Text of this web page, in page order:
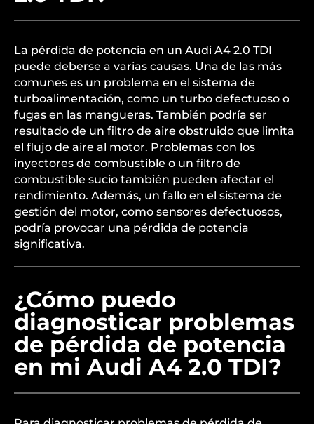
La pérdida de potencia en un Audi A4 2.0 TDI
puede deberse a varias causas. Una de las más
comunes es un problema en el sistema de
turboalimentación, como un turbo defectuoso o
fugas en las mangueras. También podría ser
resultado de un filtro de aire obstruido que limita
el flujo de aire al motor. Problemas con los
inyectores de combustible o un filtro de
combustible sucio también pueden afectar el
rendimiento. Además, un fallo en el sistema de
gestión del motor, como sensores defectuosos,
podría provocar una pérdida de potencia
significativa.
¿Cómo puedo
diagnosticar problemas
de pérdida de potencia
en mi Audi A4 2.0 TDI?